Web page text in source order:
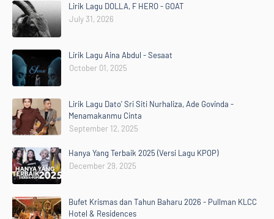
Lirik Lagu DOLLA, F HERO - GOAT
July 31, 2026
Lirik Lagu Aina Abdul - Sesaat
October 01, 2025
Lirik Lagu Dato' Sri Siti Nurhaliza, Ade Govinda -
Menamakanmu Cinta
September 12, 2025
Hanya Yang Terbaik 2025 (Versi Lagu KPOP)
December 29, 2025
Bufet Krismas dan Tahun Baharu 2026 - Pullman KLCC
Hotel & Residences